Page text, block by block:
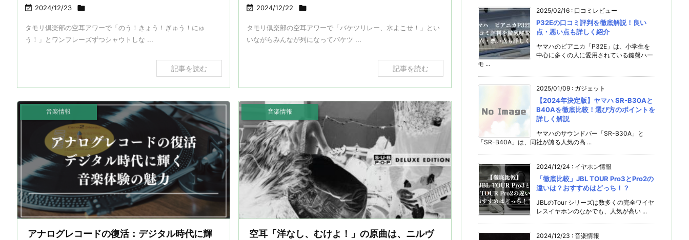
 2024/12/23 
タモリ倶楽部の空耳アワーで「のう！きょう！ぎゅう！にゅ
う！」とワンフレーズずつシャウトしな ...
記事を読む
 2024/12/22 
タモリ倶楽部の空耳アワーで「バケツリレー、水よこせ！」とい
いながらみんなが列になってバケツ ...
記事を読む
アナログレコードの復活：デジタル時代に輝
音楽情報
空耳「洋なし、むけよ！」の原曲は、ニルヴ
音楽情報
2025/02/16 : 口コミレビュー
P32Eの口コミ評判を徹底解説！良い
点・悪い点も詳しく紹介
ヤマハのピアニカ「P32E」は、小学生を
中心に多くの人に愛用されている鍵盤ハー
モ ...
2025/01/09 : ガジェット
【2024年決定版】ヤマハ SR-B30Aと
B40Aを徹底比較！選び方のポイントを
詳しく解説
ヤマハのサウンドバー「SR-B30A」と
「SR-B40A」は、同社が誇る人気の高 ...
2024/12/24 : イヤホン情報
「徹底⽐較」JBL TOUR Pro3とPro2の
違いは？おすすめはどっち！？
JBLのTour シリーズは数多くの完全ワイヤ
レスイヤホンのなかでも、人気が高い ...
2024/12/23 : 音楽情報